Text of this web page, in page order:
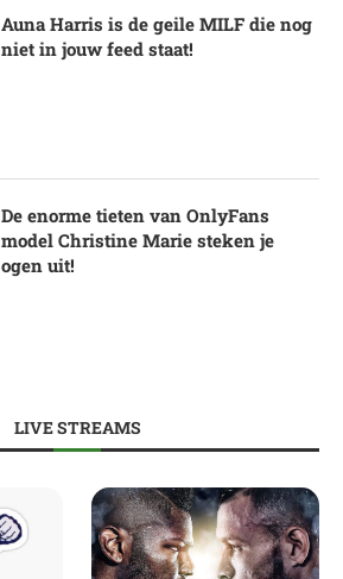
Auna Harris is de geile MILF die nog
niet in jouw feed staat!
De enorme tieten van OnlyFans
model Christine Marie steken je
ogen uit!
LIVE STREAMS